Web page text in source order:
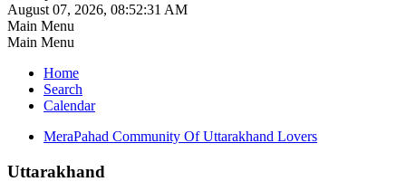
August 07, 2026, 08:52:31 AM
Main Menu
Main Menu
Home
Search
Calendar
MeraPahad Community Of Uttarakhand Lovers
Uttarakhand